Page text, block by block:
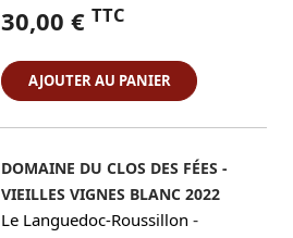
30,00 € TTC
AJOUTER AU PANIER
DOMAINE DU CLOS DES FÉES -
VIEILLES VIGNES BLANC 2022
Le Languedoc-Roussillon -